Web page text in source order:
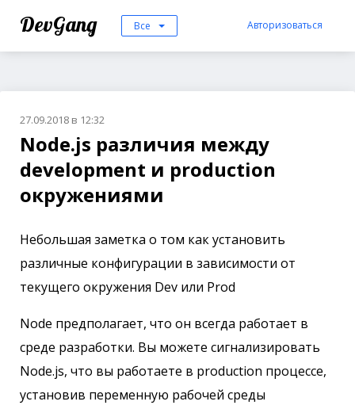
DevGang Все Авторизоваться
27.09.2018 в 12:32
Node.js различия между
development и production
окружениями
Небольшая заметка о том как установить
различные конфигурации в зависимости от
текущего окружения Dev или Prod
Node предполагает, что он всегда работает в
среде разработки. Вы можете сигнализировать
Node.js, что вы работаете в production процессе,
установив переменную рабочей среды